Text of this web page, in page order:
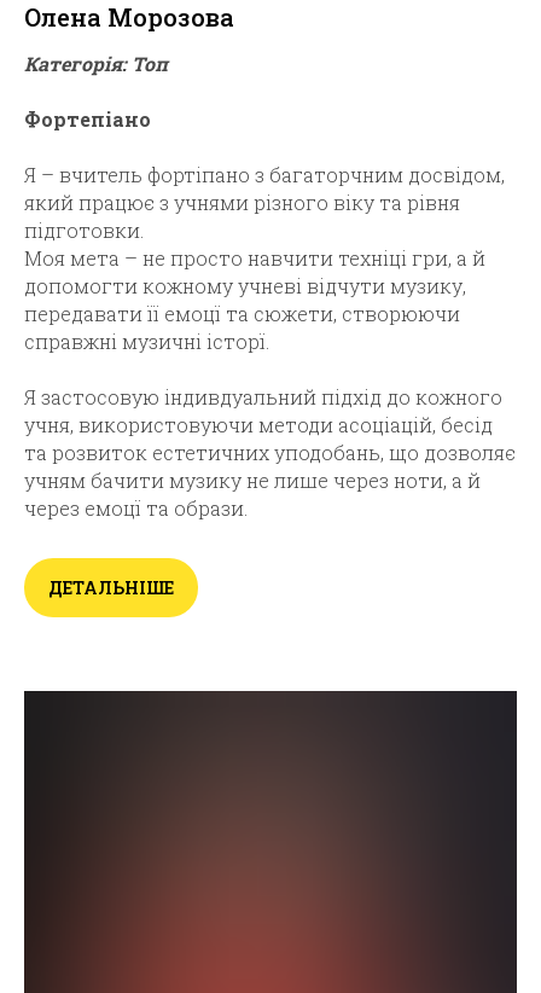
Олена Морозова
Категорія: Топ
Фортепіано
Я – вчитель фортіпано з багаторчним досвідом,
який працює з учнями різного віку та рівня
підготовки.
Моя мета – не просто навчити техніці гри, а й
допомогти кожному учневі відчути музику,
передавати її емоцї та сюжети, створюючи
справжні музичні історї.
Я застосовую індивдуальний підхід до кожного
учня, використовуючи методи асоціацій, бесід
та розвиток естетичних уподобань, що дозволяє
учням бачити музику не лише через ноти, а й
через емоцї та образи.
ДЕТАЛЬНІШЕ